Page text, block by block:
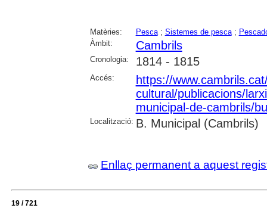
Matèries: Pesca; Sistemes de pesca;
Àmbit:
Cambrils
Cronologia: 1814 - 1815
Accés:
https://
cultural/publicacions/
municipal-de-cambrils/
Localització: B. Municipal (Cambrils)
Enllaç permanent a aquest
19 / 721